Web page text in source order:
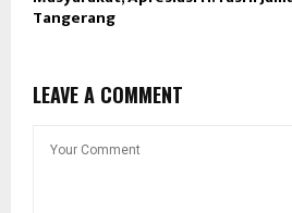
Tangerang
LEAVE A COMMENT